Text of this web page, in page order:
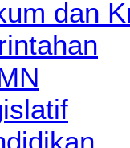
dan